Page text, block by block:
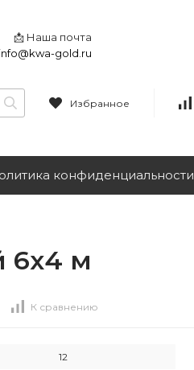
📩 Наша почта
info@kwa-gold.ru
Избранное
конфиденциальности
6х4 м
К сравнению
12